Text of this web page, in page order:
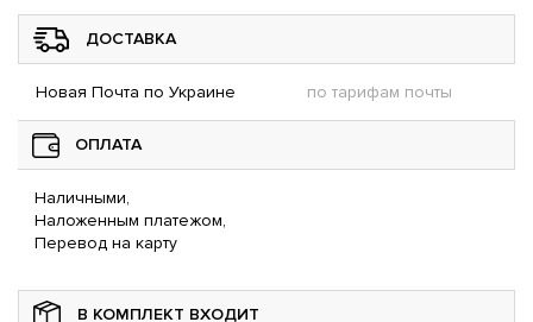
ДОСТАВКА
Новая Почта по Украине по тарифам почты
ОПЛАТА
Наличными,
Наложенным платежом,
Перевод на карту
В КОМПЛЕКТ ВХОДИТ